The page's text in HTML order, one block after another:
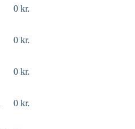
0 kr.
0 kr.
0 kr.
0 kr.